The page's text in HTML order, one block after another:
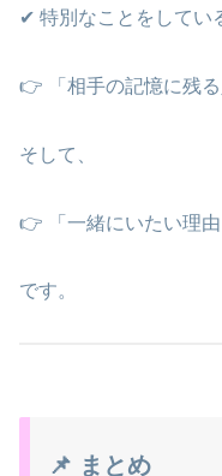
✔ 特別なことをしてい
👉 「相手の記憶に残る
そして、
👉 「一緒にいたい理由
です。
📌 まとめ